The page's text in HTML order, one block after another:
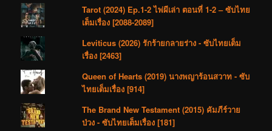
Tarot (2024) Ep.1-2 ไพ่ผีเล่า ตอนที่ 1-2 – ซับไทย
เต็มเรื่อง [2088-2089]
Leviticus (2026) รักร้ายกลายร่าง - ซับไทยเต็ม
เรื่อง [2463]
Queen of Hearts (2019) นางพญาร้อนสวาท - ซับ
ไทยเต็มเรื่อง [914]
The Brand New Testament (2015) คัมภีร์วาย
ป่วง - ซับไทยเต็มเรื่อง [181]